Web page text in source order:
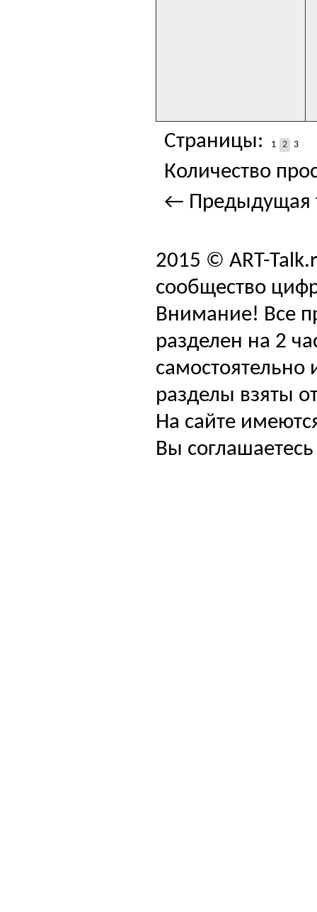
Страницы: 1 2 3
Количество
← Предыдущая
2015 © ART-
сообщество
Внимание! Все
разделен на 2
самостоятельно
разделы взяты
На сайте
Вы